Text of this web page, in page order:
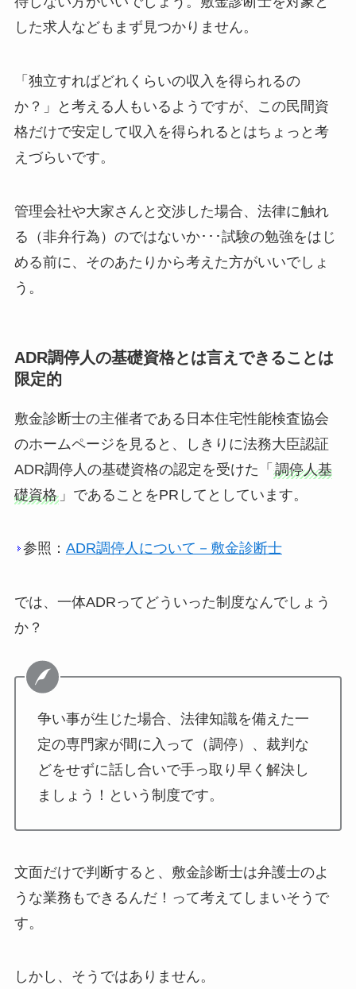
した求人などもまず見つかりません。
「独立すればどれくらいの収入を得られるの
か？」と考える人もいるようですが、この民間資
格だけで安定して収入を得られるとはちょっと考
えづらいです。
管理会社や大家さんと交渉した場合、法律に触れ
る（非弁行為）のではないか･･･試験の勉強をはじ
める前に、そのあたりから考えた方がいいでしょ
う。
ADR調停人の基礎資格とは言えできることは
限定的
敷金診断士の主催者である日本住宅性能検査協会
のホームページを見ると、しきりに法務大臣認証
ADR調停人の基礎資格の認定を受けた「 調停人基
礎資格」であることをPRしてとしています。
参照： ADR調停人について－敷金診断士
では、一体ADRってどういった制度なんでしょう
か？
争い事が生じた場合、法律知識を備えた一
定の専門家が間に入って（調停）、裁判な
どをせずに話し合いで手っ取り早く解決し
ましょう！という制度です。
文面だけで判断すると、敷金診断士は弁護士のよ
うな業務もできるんだ！って考えてしまいそうで
す。
しかし、そうではありません。